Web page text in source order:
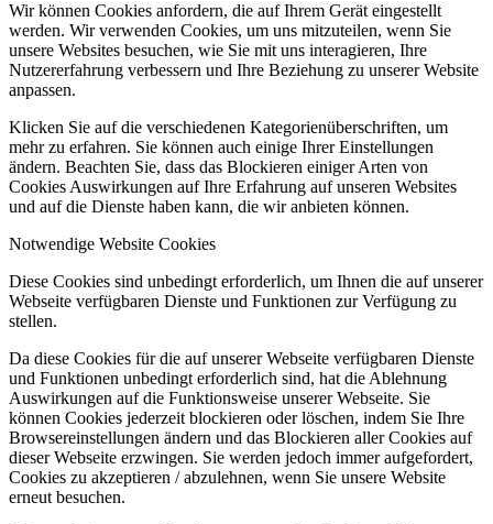
Wir können Cookies anfordern, die auf Ihrem Gerät eingestellt
werden. Wir verwenden Cookies, um uns mitzuteilen, wenn Sie
unsere Websites besuchen, wie Sie mit uns interagieren, Ihre
Nutzererfahrung verbessern und Ihre Beziehung zu unserer Website
anpassen.
Klicken Sie auf die verschiedenen Kategorienüberschriften, um
mehr zu erfahren. Sie können auch einige Ihrer Einstellungen
ändern. Beachten Sie, dass das Blockieren einiger Arten von
Cookies Auswirkungen auf Ihre Erfahrung auf unseren Websites
und auf die Dienste haben kann, die wir anbieten können.
Notwendige Website Cookies
Diese Cookies sind unbedingt erforderlich, um Ihnen die auf unserer
Webseite verfügbaren Dienste und Funktionen zur Verfügung zu
stellen.
Da diese Cookies für die auf unserer Webseite verfügbaren Dienste
und Funktionen unbedingt erforderlich sind, hat die Ablehnung
Auswirkungen auf die Funktionsweise unserer Webseite. Sie
können Cookies jederzeit blockieren oder löschen, indem Sie Ihre
Browsereinstellungen ändern und das Blockieren aller Cookies auf
dieser Webseite erzwingen. Sie werden jedoch immer aufgefordert,
Cookies zu akzeptieren / abzulehnen, wenn Sie unsere Website
erneut besuchen.